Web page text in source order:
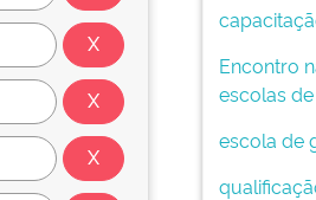
Encontro
escolas de
escola de